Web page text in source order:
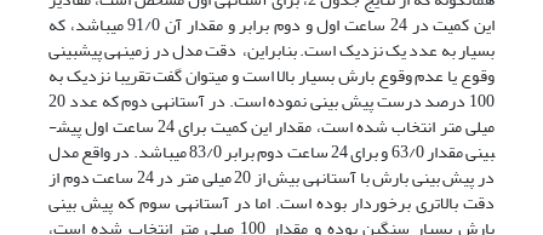
این کمیت در 24 ساعت اول و دوم برابر و مقدار آن 91/0 می­باشد، که
بسیار به عدد یک نزدیک است. بنابراین، دقت مدل در زمینه­ی پیش­بینی
وقوع یا عدم وقوع بارش بسیار بالا است و می­توان گفت تقریبا نزدیک به
100 درصد درست پیش بینی نموده است. در آستانه­ی دوم که عدد 20
میلی متر انتخاب شده است، مقدار این کمیت برای 24 ساعت اول پیش­
بینی مقدار 63/0 و برای 24 ساعت دوم برابر 83/0 می­باشد. در واقع مدل
در پیش بینی بارش با آستانه­ی بیش از 20 میلی متر در 24 ساعت دوم از
دقت بالاتری برخوردار بوده است. اما در آستانه­ی سوم که پیش بینی